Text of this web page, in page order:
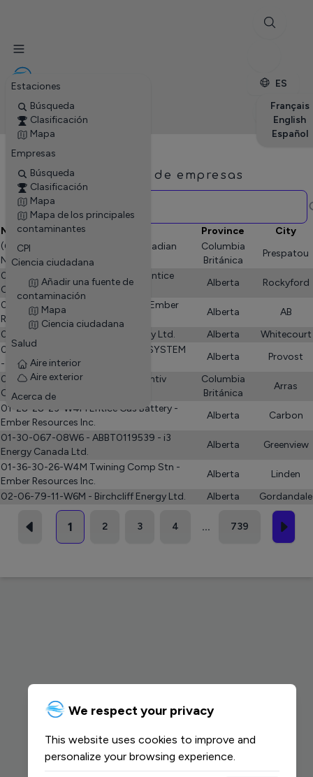
Estaciones
Búsqueda
Clasificación
Mapa
Empresas
Búsqueda
Clasificación
Mapa
Mapa de los principales
contaminantes
CPI
Ciencia ciudadana
Añadir una fuente de
contaminación
Mapa
Ciencia ciudadana
Salud
Aire interior
Aire exterior
Acerca de
ES
Français
English
Español
Lista de empresas
Name Province
City
(Gutah) Comp Stn a-098-L - Canadian
Natural Resources Limited
Columbia
Británica
Prespatou
01-08-27-23-W4 West Redland Entice
Comp Stn - Ember Resources Inc.
Alberta
Rockyford
01-08-34-27-W4M Torrington - Ember
Resources Inc.
Alberta
AB
01-20-060-17 W5M - HWN Energy Ltd.
Alberta
Whitecourt
01-24-035-02 GAS GATHERING SYSTEM
- Karve Energy Inc.
Alberta
Provost
01-27-078-17W6 (Well Pad) - Ovintiv
Canada ULC
Columbia
Británica
Arras
01-28-28-23-W4M Entice Gas Battery -
Ember Resources Inc.
Alberta
Carbon
01-30-067-08W6 - ABBT0119539 - i3
Energy Canada Ltd.
Alberta
Greenview
01-36-30-26-W4M Twining Comp Stn -
Ember Resources Inc.
Alberta
Linden
02-06-79-11-W6M - Birchcliff Energy Ltd.
Alberta Gordandale
1 2 3 4 ... 739
We respect your privacy
This website uses cookies to improve and
personalize your browsing experience.